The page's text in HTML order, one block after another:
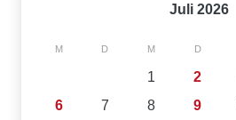
Juli 2026
M D M D
1 2
6
7 8 9